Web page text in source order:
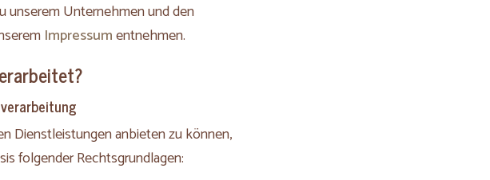
unserem Unternehmen und den
Impressumentnehmen.
Dienstleistungen anbieten zu können,
folgender Rechtsgrundlagen: